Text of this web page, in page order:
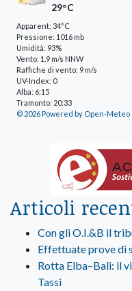
29°C
Apparent: 34°C
Pressione: 1016 mb
Umidità: 93%
Vento: 1.9 m/s NNW
Raffiche di vento: 9 m/s
UV-Index: 0
Alba: 6:15
Tramonto: 20:33
© 2026 Powered by Open-Meteo
Articoli
Con gli O.I.&B il
Effettuate prove di
Rotta Elba–Bali: il
Tassi